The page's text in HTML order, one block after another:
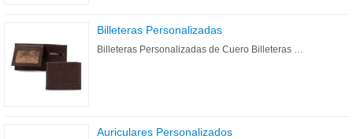
Billeteras Personalizadas
Billeteras Personalizadas de Cuero Billeteras …
Auriculares Personalizados